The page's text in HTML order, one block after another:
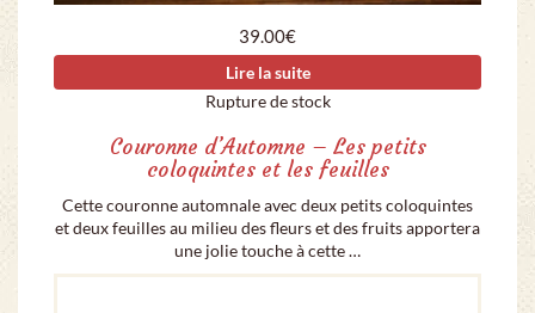
39.00€
Lire la suite
Rupture de stock
Couronne d’Automne – Les petits
coloquintes et les feuilles
Cette couronne automnale avec deux petits coloquintes
et deux feuilles au milieu des fleurs et des fruits apportera
une jolie touche à cette …